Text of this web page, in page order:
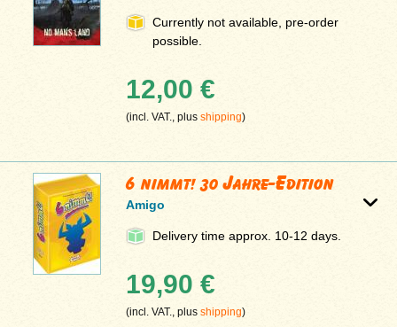
Currently not available, pre-order
possible.
12,00 €
(incl. VAT., plusshipping)
6 nimmt! 30 Jahre-Edition
Amigo
Delivery time approx. 10-12 days.
19,90 €
(incl. VAT., plusshipping)